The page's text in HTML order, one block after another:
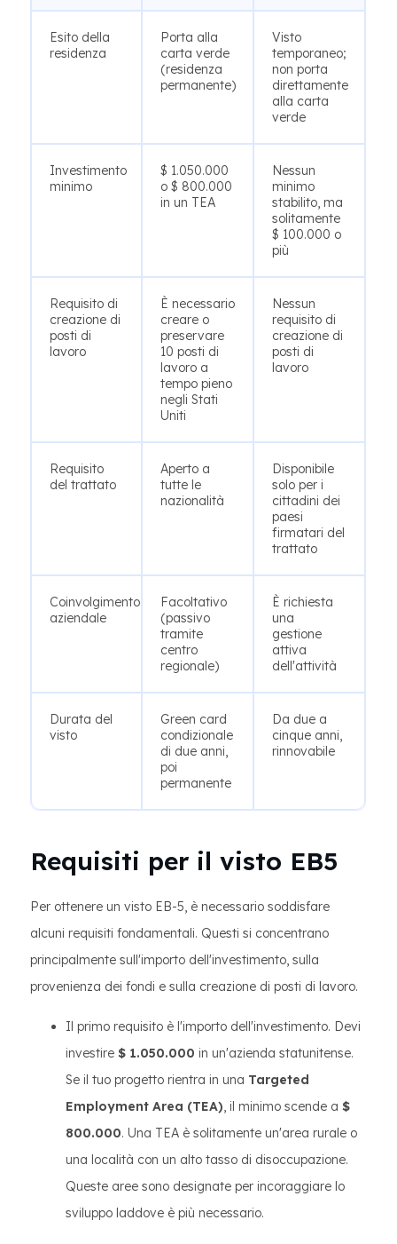
Esito della
residenza
Porta alla
carta verde
(residenza
permanente)
Visto
temporaneo;
non porta
direttamente
alla carta
verde
Investimento
minimo
$ 1.050.000
o $ 800.000
in un TEA
Nessun
minimo
stabilito, ma
solitamente
$ 100.000 o
più
Requisito di
creazione di
posti di
lavoro
È necessario
creare o
preservare
10 posti di
lavoro a
tempo pieno
negli Stati
Uniti
Nessun
requisito di
creazione di
posti di
lavoro
Requisito
del trattato
Aperto a
tutte le
nazionalità
Disponibile
solo per i
cittadini dei
paesi
firmatari del
trattato
Coinvolgimento
aziendale
Facoltativo
(passivo
tramite
centro
regionale)
È richiesta
una
gestione
attiva
dell'attività
Durata del
visto
Green card
condizionale
di due anni,
poi
permanente
Da due a
cinque anni,
rinnovabile
Requisiti per il visto EB5
Per ottenere un visto EB-5, è necessario soddisfare
alcuni requisiti fondamentali. Questi si concentrano
principalmente sull'importo dell'investimento, sulla
provenienza dei fondi e sulla creazione di posti di lavoro.
Il primo requisito è l'importo dell'investimento. Devi
investire $ 1.050.000 in un'azienda statunitense.
Se il tuo progetto rientra in una Targeted
Employment Area (TEA), il minimo scende a $
800.000. Una TEA è solitamente un'area rurale o
una località con un alto tasso di disoccupazione.
Queste aree sono designate per incoraggiare lo
sviluppo laddove è più necessario.